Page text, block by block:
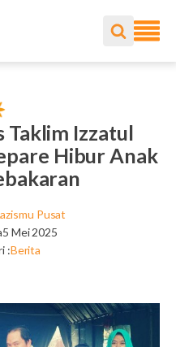
Taklim Izzatul
Hibur Anak
Pusat
5 Mei 2025
:Berita